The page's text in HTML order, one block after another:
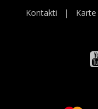
Kontakti | Karte